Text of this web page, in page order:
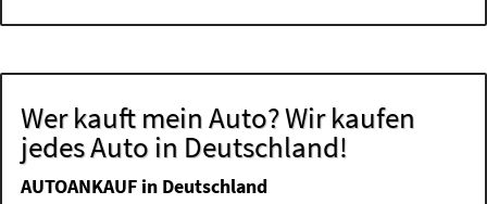
Wer kauft mein Auto? Wir kaufen
jedes Auto in Deutschland!
AUTOANKAUF in Deutschland